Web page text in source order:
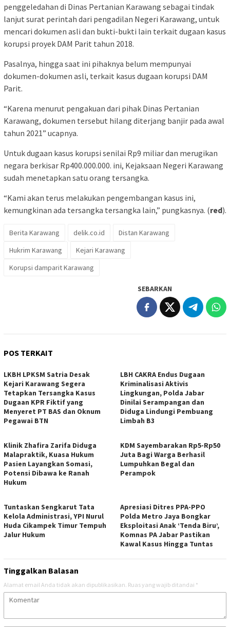
penggeledahan di Dinas Pertanian Karawang sebagai tindak
lanjut surat perintah dari pengadilan Negeri Karawang, untuk
mencari dokumen asli dan bukti-bukti lain terkait dugaan kasus
korupsi proyek DAM Parit tahun 2018.
Pasalnya, hingga saat ini pihaknya belum mempunyai
dokumen-dokumen asli, terkait kasus dugaan korupsi DAM
Parit.
“Karena menurut pengakuan dari pihak Dinas Pertanian
Karawang, dokumen tersebut hilang diterjang banjir pada awal
tahun 2021” ucapnya.
Untuk dugaan kasus korupsi senilai Rp9 miliar dan merugikan
negara berkisar Rp400.000.000. ini, Kejaksaan Negeri Karawang
sudah menetapkan satu orang tersangka.
“Kami akan terus melakukan pengembangan kasus ini,
kemungkinan ada tersangka tersangka lain,” pungkasnya. (red).
Berita Karawang delik.co.id
Distan Karawang
Hukrim Karawang
Kejari Karawang
Korupsi damparit Karawang
SEBARKAN
POS TERKAIT
LKBH LPKSM Satria Desak
Kejari Karawang Segera
Tetapkan Tersangka Kasus
Dugaan KPR Fiktif yang
Menyeret PT BAS dan Oknum
Pegawai BTN
LBH CAKRA Endus Dugaan
Kriminalisasi Aktivis
Lingkungan, Polda Jabar
Dinilai Serampangan dan
Diduga Lindungi Pembuang
Limbah B3
Klinik Zhafira Zarifa Diduga
Malapraktik, Kuasa Hukum
Pasien Layangkan Somasi,
Potensi Dibawa ke Ranah
Hukum
KDM Sayembarakan Rp5-Rp50
Juta Bagi Warga Berhasil
Lumpuhkan Begal dan
Perampok
Tuntaskan Sengkarut Tata
Kelola Administrasi, YPI Nurul
Huda Cikampek Timur Tempuh
Jalur Hukum
Apresiasi Ditres PPA-PPO
Polda Metro Jaya Bongkar
Eksploitasi Anak ‘Tenda Biru’,
Komnas PA Jabar Pastikan
Kawal Kasus Hingga Tuntas
Tinggalkan Balasan
Alamat email Anda tidak akan dipublikasikan. Ruas yang wajib ditandai *